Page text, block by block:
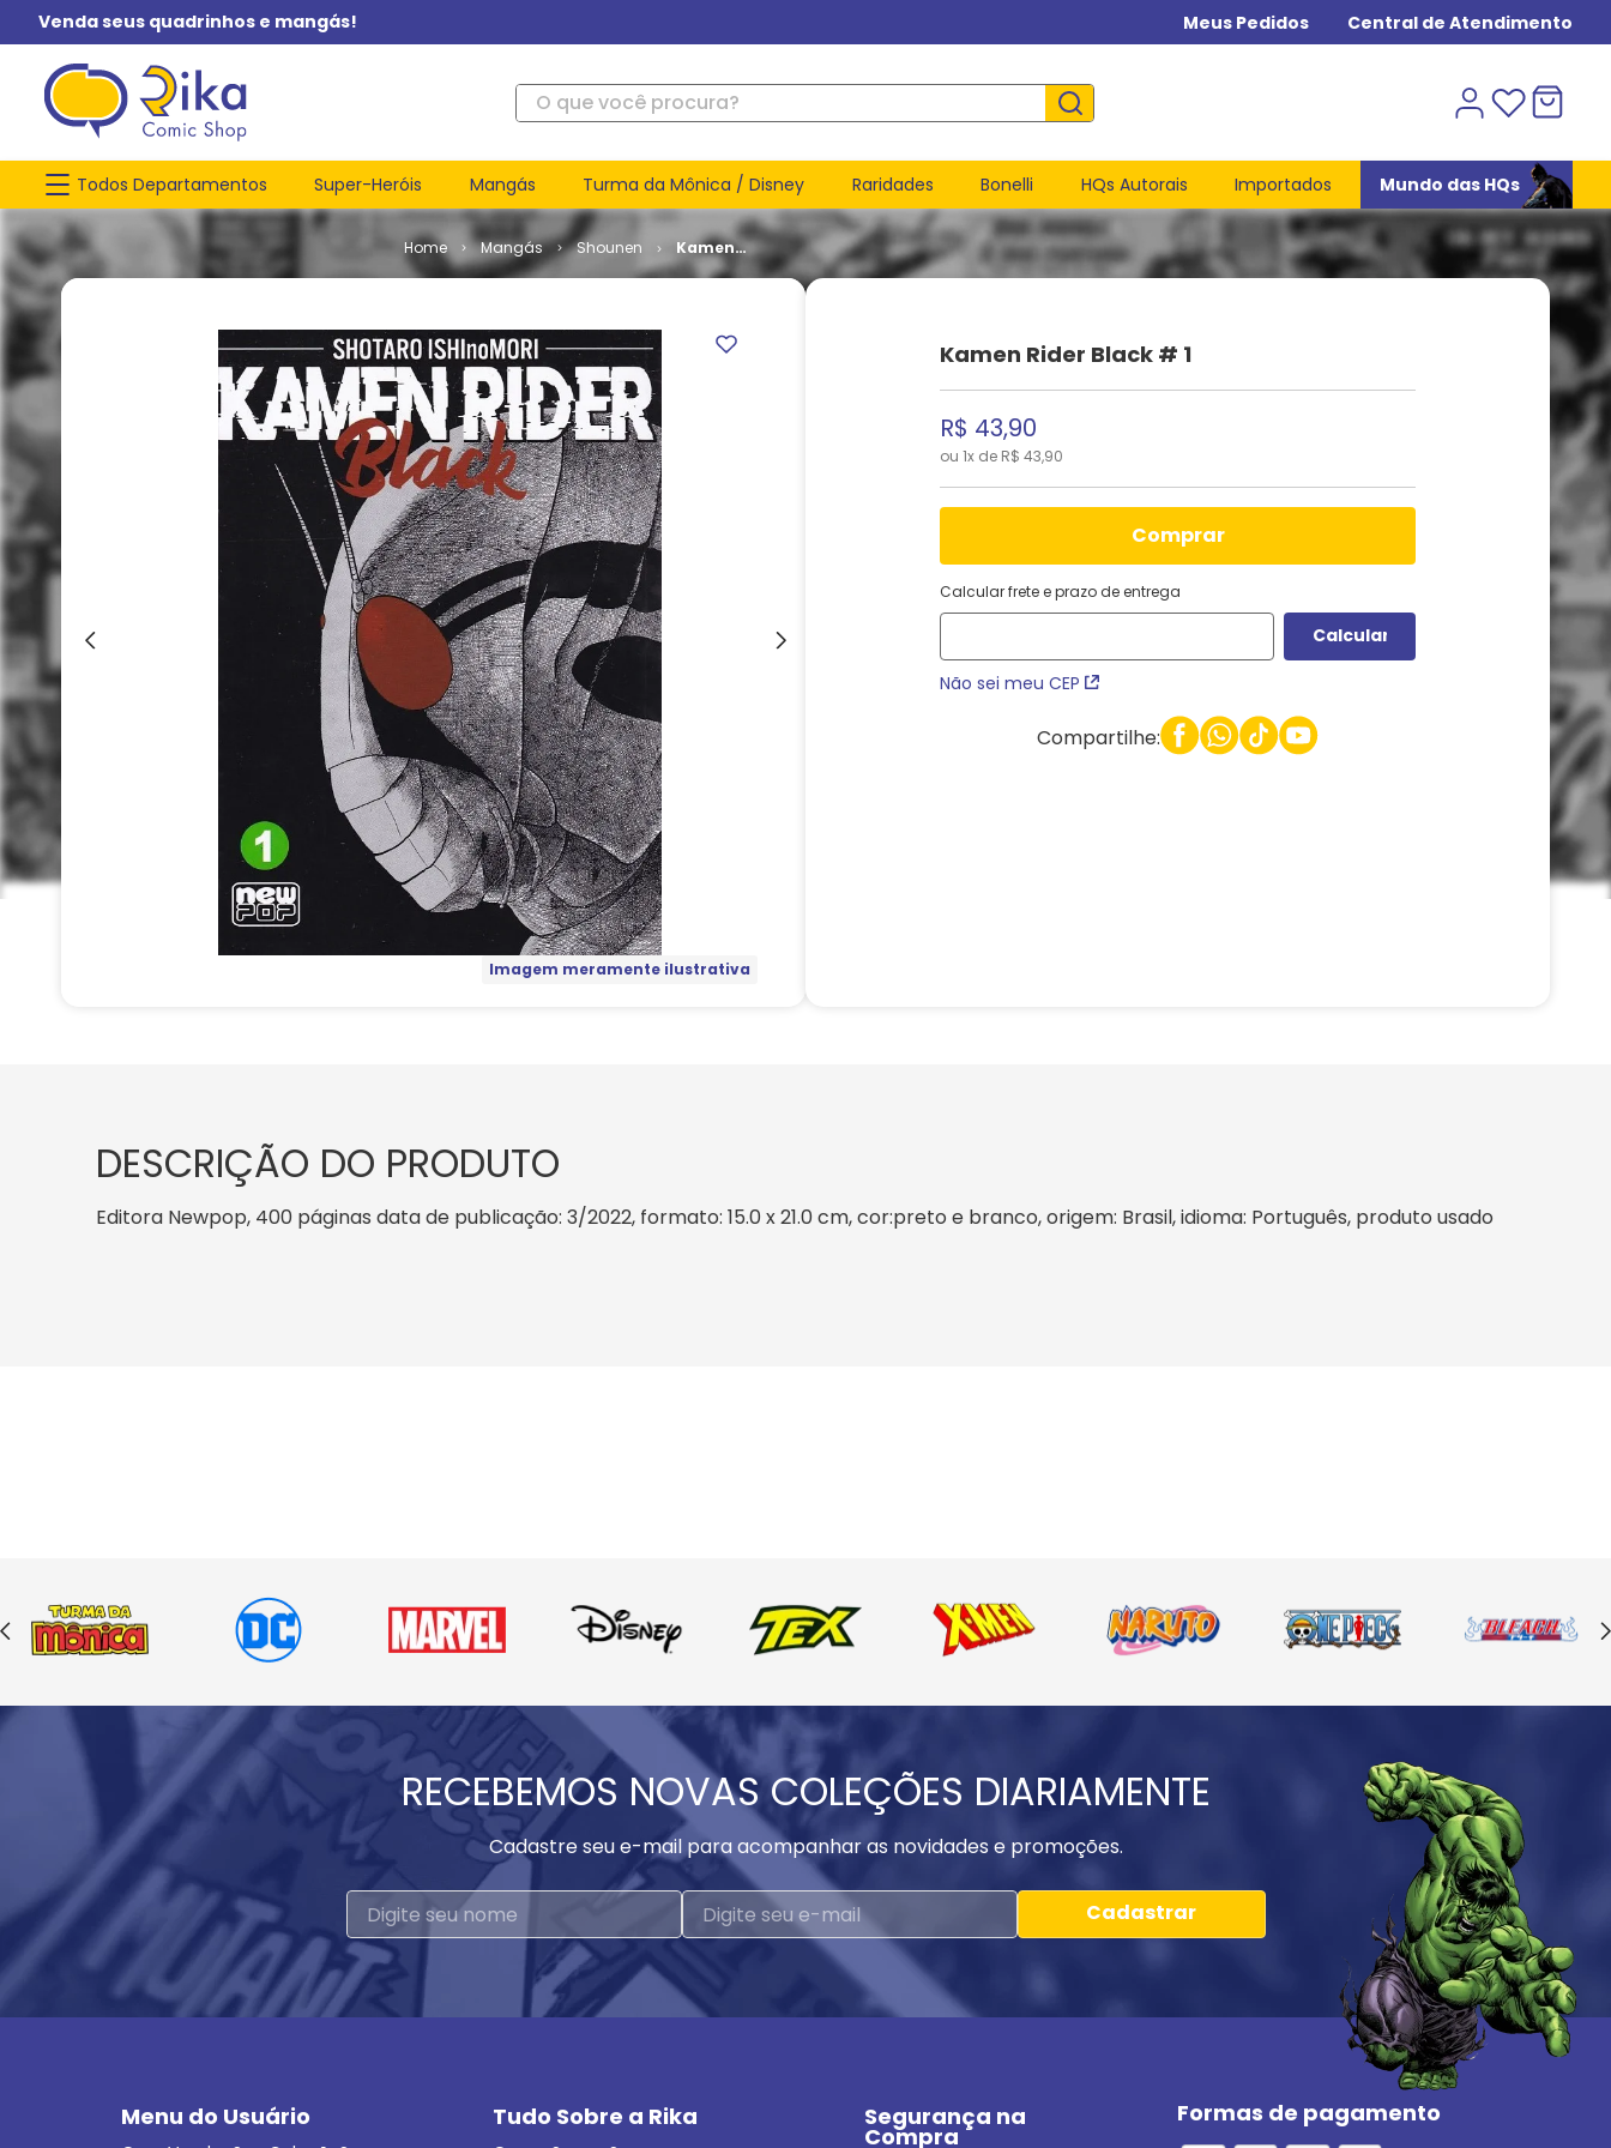
Venda seus quadrinhos e mangás! Meus Pedidos Central de Atendimento
O que você procura?
Todos Departamentos Super-Heróis Mangás Turma da Mônica / Disney Raridades Bonelli HQs Autorais Importados Mundo das HQs
Mangás Shounen
Kamen
Rider Black
Imagem meramente ilustrativa
Kamen Rider Black # 1
R$ 43,90
ou 1x de R$ 43,90
comprar
Calcular frete e prazo de entrega
Não sei meu CEP
Compartilhe:
DESCRIÇÃO DO PRODUTO
Editora Newpop, 400 páginas data de publicação: 3/2022, formato: 15.0 x 21.0 cm, cor:preto e branco, origem: Brasil, idioma: Português, produto usado
RECEBEMOS NOVAS COLEÇÕES DIARIAMENTE
Cadastre seu e-mail para acompanhar as novidades e promoções.
Cadastrar
Menu do Usuário Tudo Sobre a Rika Segurança na
Compra
Formas de pagamento